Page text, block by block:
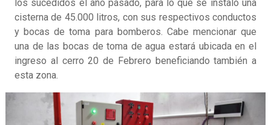
los sucedidos el año pasado, para lo que se instaló una
cisterna de 45.000 litros, con sus respectivos conductos
y bocas de toma para bomberos. Cabe mencionar que
una de las bocas de toma de agua estará ubicada en el
ingreso al cerro 20 de Febrero beneficiando también a
esta zona.